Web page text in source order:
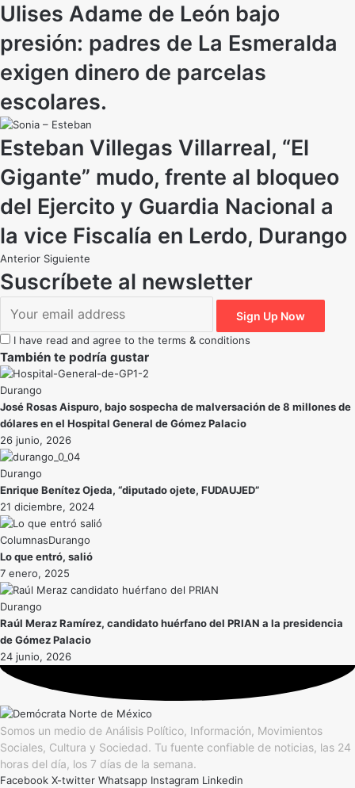
Ulises Adame de León bajo
presión: padres de La Esmeralda
exigen dinero de parcelas
escolares.
Esteban Villegas Villarreal, “El
Gigante” mudo, frente al bloqueo
del Ejercito y Guardia Nacional a
la vice Fiscalía en Lerdo, Durango
Anterior Siguiente
Suscríbete al newsletter
I have read and agree to the terms & conditions
También te podría gustar
Durango
José Rosas Aispuro, bajo sospecha de malversación de 8 millones de
dólares en el Hospital General de Gómez Palacio
26 junio, 2026
Durango
Enrique Benítez Ojeda, “diputado ojete, FUDAUJED”
21 diciembre, 2024
Durango
Lo que entró, salió
7 enero, 2025
Durango
Raúl Meraz Ramírez, candidato huérfano del PRIAN a la presidencia
de Gómez Palacio
24 junio, 2026
Somos un medio de Análisis Político, Información, Movimientos
Sociales, Cultura y Sociedad. Tu fuente confiable de noticias, las 24
horas del día, los 7 días de la semana.
Facebook X-twitter Whatsapp Instagram Linkedin